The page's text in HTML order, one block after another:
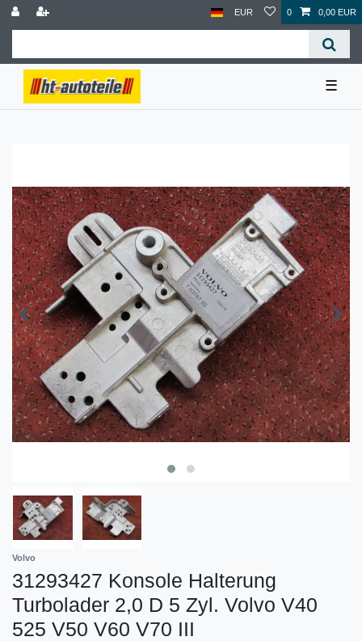
EUR 0 0,00 EUR
☰
Volvo
31293427 Konsole Halterung
Turbolader 2,0 D 5 Zyl. Volvo V40
525 V50 V60 V70 III